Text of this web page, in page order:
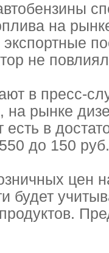
на
не
в пресс-
рынке
есть в
до 150
будет